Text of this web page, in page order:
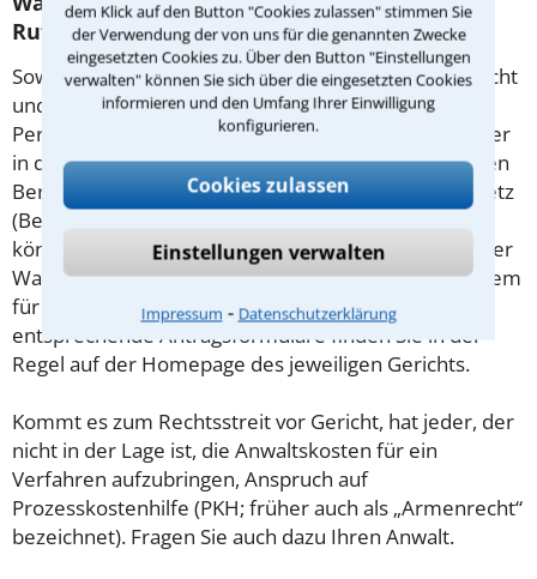
dem Klick auf den Button "Cookies zulassen" stimmen Sie
der Verwendung der von uns für die genannten Zwecke
eingesetzten Cookies zu. Über den Button "Einstellungen
verwalten" können Sie sich über die eingesetzten Cookies
informieren und den Umfang Ihrer Einwilligung
konfigurieren.
Cookies zulassen
Einstellungen verwalten
Impressum ⁃ Datenschutzerklärung
Rufmord leisten kann?
Soweit die Rechtsangelegenheit noch nicht vor Gericht
und eine Rechtsberatung notwendig ist, haben
Personen mit geringem Einkommen (Maßstab ist hier
in der Regel der Sozialhilfesatz) die Möglichkeit, einen
Beratungshilfeschein gemäß § 1 Beratungshilfegesetz
(BerHG) zu beantragen. Wird dieser bewilligt, so
können Sie sich hiermit von einem Rechtsanwalt Ihrer
Wahl kostenfrei beraten lassen. Der Antrag ist bei dem
für Sie zuständigen Amtsgericht zu stellen,
entsprechende Antragsformulare finden Sie in der
Regel auf der Homepage des jeweiligen Gerichts.
Kommt es zum Rechtsstreit vor Gericht, hat jeder, der
nicht in der Lage ist, die Anwaltskosten für ein
Verfahren aufzubringen, Anspruch auf
Prozesskostenhilfe (PKH; früher auch als „Armenrecht“
bezeichnet). Fragen Sie auch dazu Ihren Anwalt.